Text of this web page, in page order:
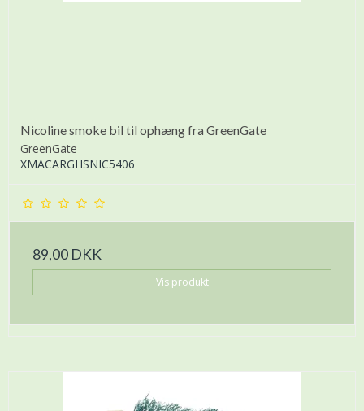
Nicoline smoke bil til ophæng fra GreenGate
GreenGate
XMACARGHSNIC5406
89,00 DKK
Vis produkt